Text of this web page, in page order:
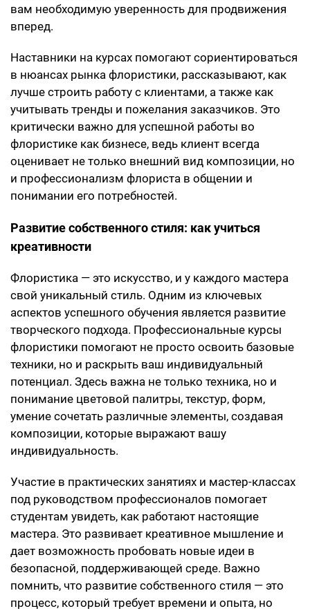
вам необходимую уверенность для продвижения
вперед.
Наставники на курсах помогают сориентироваться
в нюансах рынка флористики, рассказывают, как
лучше строить работу с клиентами, а также как
учитывать тренды и пожелания заказчиков. Это
критически важно для успешной работы во
флористике как бизнесе, ведь клиент всегда
оценивает не только внешний вид композиции, но
и профессионализм флориста в общении и
понимании его потребностей.
Развитие собственного стиля: как учиться
креативности
Флористика — это искусство, и у каждого мастера
свой уникальный стиль. Одним из ключевых
аспектов успешного обучения является развитие
творческого подхода. Профессиональные курсы
флористики помогают не просто освоить базовые
техники, но и раскрыть ваш индивидуальный
потенциал. Здесь важна не только техника, но и
понимание цветовой палитры, текстур, форм,
умение сочетать различные элементы, создавая
композиции, которые выражают вашу
индивидуальность.
Участие в практических занятиях и мастер-классах
под руководством профессионалов помогает
студентам увидеть, как работают настоящие
мастера. Это развивает креативное мышление и
дает возможность пробовать новые идеи в
безопасной, поддерживающей среде. Важно
помнить, что развитие собственного стиля — это
процесс, который требует времени и опыта, но